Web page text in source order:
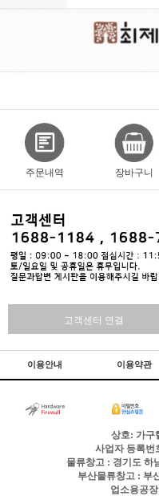
주문내역 장바구니
고객센터 연결
이용안내 이용약관
상호: 가구
사업자 등록
물류창고 : 경기도 하
부산물류창고 : 부
업소용공